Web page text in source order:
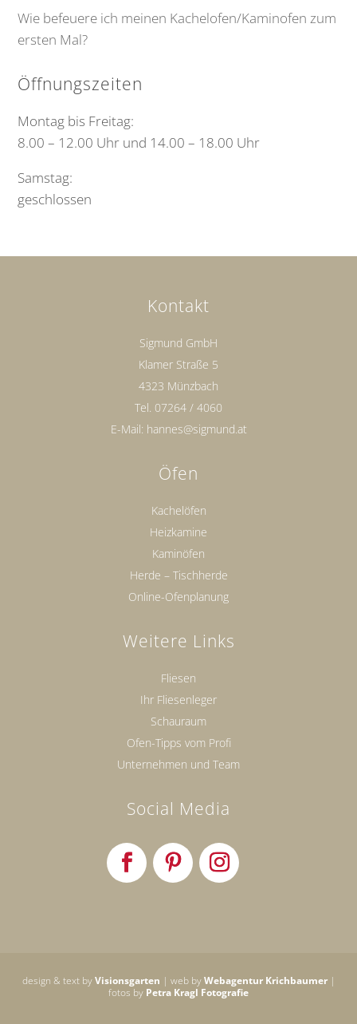
Wie befeuere ich meinen Kachelofen/Kaminofen zum
ersten Mal?
Öffnungszeiten
Montag bis Freitag:
8.00 – 12.00 Uhr und 14.00 – 18.00 Uhr
Samstag:
geschlossen
Kontakt
Sigmund GmbH
Klamer Straße 5
4323 Münzbach
Tel. 07264 / 4060
E-Mail: hannes@sigmund.at
Öfen
Kachelöfen
Heizkamine
Kaminöfen
Herde – Tischherde
Online-Ofenplanung
Weitere Links
Fliesen
Ihr Fliesenleger
Schauraum
Ofen-Tipps vom Profi
Unternehmen und Team
Social Media
design & text byVisionsgarten | web byWebagentur Krichbaumer|
fotos by Petra Kragl Fotografie